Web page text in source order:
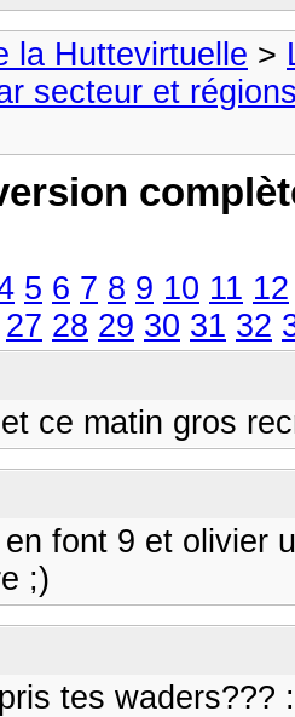
la Huttevirtuelle >
secteur et
5 6 7 8 9 10 11 12
27 28 29 30 31 32
ce matin gros
font 9 et olivier
;)
tes waders???